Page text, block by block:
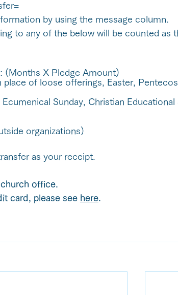
by using the message column.
(Months X Pledge Amount)
place of loose offerings, Easter,
Ecumenical Sunday, Christian
organizations)
as your receipt.
office.
card, please see here